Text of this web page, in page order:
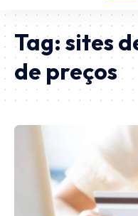
Tag: sites
de preços